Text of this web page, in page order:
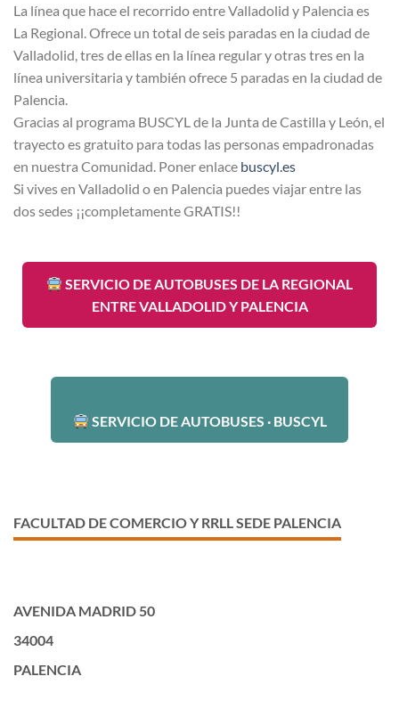
La línea que hace el recorrido entre Valladolid y Palencia es
La Regional. Ofrece un total de seis paradas en la ciudad de
Valladolid, tres de ellas en la línea regular y otras tres en la
línea universitaria y también ofrece 5 paradas en la ciudad de
Palencia.
Gracias al programa BUSCYL de la Junta de Castilla y León, el
trayecto es gratuito para todas las personas empadronadas
en nuestra Comunidad. Poner enlace buscyl.es
Si vives en Valladolid o en Palencia puedes viajar entre las
dos sedes ¡¡completamente GRATIS!!
SERVICIO DE AUTOBUSES DE LA REGIONAL
ENTRE VALLADOLID Y PALENCIA
SERVICIO DE AUTOBUSES · BUSCYL
FACULTAD DE COMERCIO Y RRLL SEDE PALENCIA
AVENIDA MADRID 50
34004
PALENCIA